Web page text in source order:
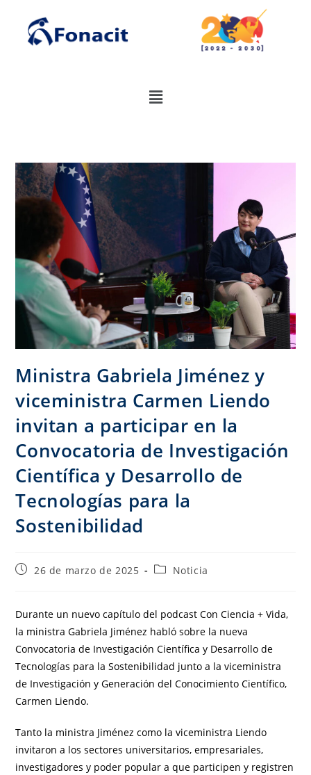
Ministra Gabriela Jiménez y
viceministra Carmen Liendo
invitan a participar en la
Convocatoria de Investigación
Científica y Desarrollo de
Tecnologías para la
Sostenibilidad
26 de marzo de 2025 Noticia
Durante un nuevo capítulo del podcast Con Ciencia + Vida,
la ministra Gabriela Jiménez habló sobre la nueva
Convocatoria de Investigación Científica y Desarrollo de
Tecnologías para la Sostenibilidad junto a la viceministra
de Investigación y Generación del Conocimiento Científico,
Carmen Liendo.
Tanto la ministra Jiménez como la viceministra Liendo
invitaron a los sectores universitarios, empresariales,
investigadores y poder popular a que participen y registren